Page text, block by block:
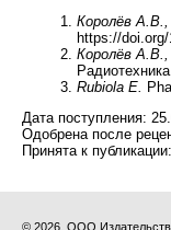
Королёв
https://doi.org/
Королёв
Rubiola E.
Дата поступления:
Одобрена после
Принята к публикации:
© 2026, ООО